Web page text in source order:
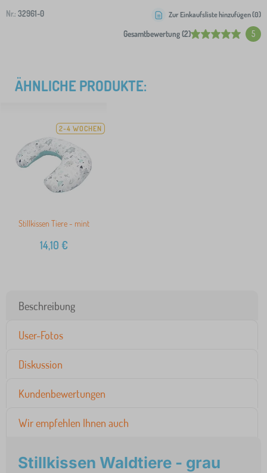
Nr.: 32961-0
Gesamtbewertung (2) 5
Zur Einkaufsliste hinzufügen (0)
ÄHNLICHE PRODUKTE:
2-4 WOCHEN
Stillkissen Tiere - mint
14,10 €
Beschreibung
User-Fotos
Diskussion
Kundenbewertungen
Wir empfehlen Ihnen auch
Stillkissen Waldtiere - grau